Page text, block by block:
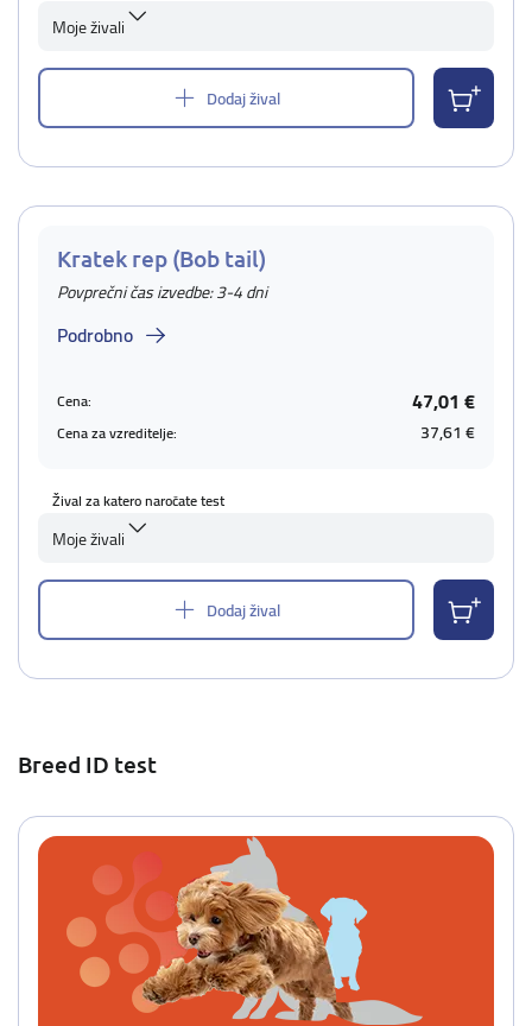
Moje živali
Dodaj žival
Kratek rep (Bob tail)
Povprečni čas izvedbe: 3-4 dni
Podrobno
Cena: 47,01 €
Cena za vzreditelje: 37,61 €
Žival za katero naročate test
Moje živali
Dodaj žival
Breed ID test